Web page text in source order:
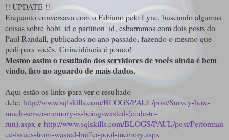
!! UPDATE !!
Enquanto conversava com o Fabiano pelo Lync, buscando algumas
coisas sobre hobt_id e partition_id, esbarramos com dois posts do
Paul Randall, publicados no ano passado, fazendo o mesmo que
pedi para vocês. Coincidência é pouco!
Mesmo assim o resultado dos servidores de vocês ainda é bem
vindo, fico no aguardo de mais dados.
Aqui estão os links para ver o resultado
dele: http://www.sqlskills.com/BLOGS/PAUL/post/Survey-how-
much-server-memory-is-being-wasted-(code-to-
run).aspx e http://www.sqlskills.com/BLOGS/PAUL/post/Performan
ce-issues-from-wasted-buffer-pool-memory.aspx